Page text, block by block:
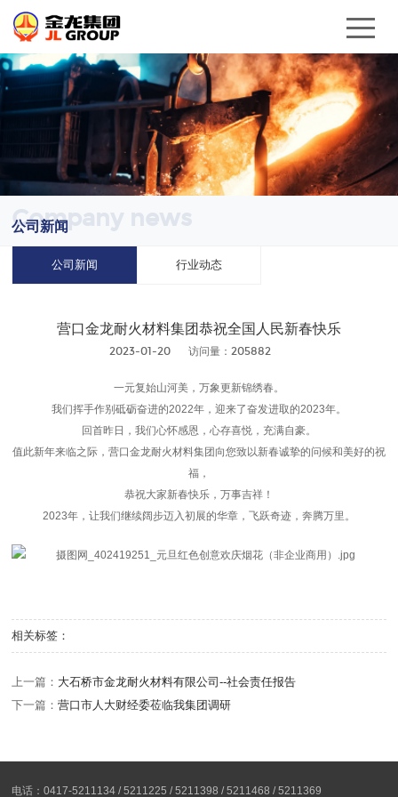
Company news
公司新闻
公司新闻 行业动态
营口金龙耐火材料集团恭祝全国人民新春快乐
2023-01-20 访问量：205882
一元复始山河美，万象更新锦绣春。
我们挥手作别砥砺奋进的2022年，迎来了奋发进取的2023年。
回首昨日，我们心怀感恩，心存喜悦，充满自豪。
值此新年来临之际，营口金龙耐火材料集团向您致以新春诚挚的问候和美好的祝
福，
恭祝大家新春快乐，万事吉祥！
2023年，让我们继续阔步迈入初展的华章，飞跃奇迹，奔腾万里。
相关标签：
上一篇： 大石桥市金龙耐火材料有限公司--社会责任报告
下一篇：营口市人大财经委莅临我集团调研
电话：0417-5211134 / 5211225 / 5211398 / 5211468 / 5211369